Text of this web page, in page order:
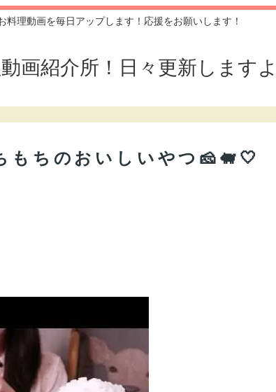
料理動画を毎日アップします！応援をお願いします！
画紹介所！日々更新します
もちのおいしいやつ🧀🐖🤍